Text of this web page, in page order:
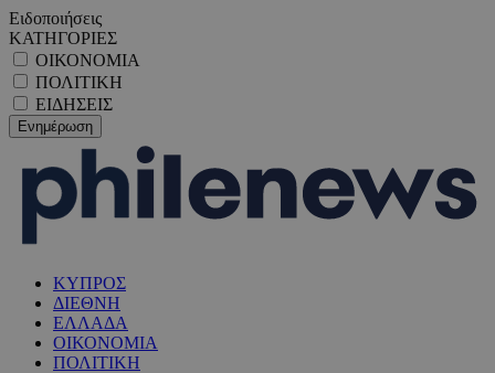
Ειδοποιήσεις
ΚΑΤΗΓΟΡΙΕΣ
ΟΙΚΟΝΟΜΙΑ
ΠΟΛΙΤΙΚΗ
ΕΙΔΗΣΕΙΣ
ΚΥΠΡΟΣ
ΔΙΕΘΝΗ
ΕΛΛΑΔΑ
ΟΙΚΟΝΟΜΙΑ
ΠΟΛΙΤΙΚΗ